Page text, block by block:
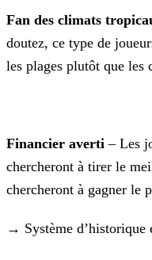
Fan des climats
doutez, ce type de
les plages plutôt que les
Financier averti – Les
chercheront à tirer le
chercheront à gagner le
→ Système d’historique